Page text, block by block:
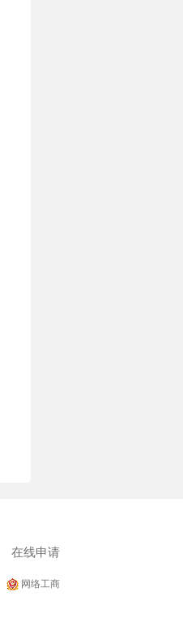
在线申请
网络工商